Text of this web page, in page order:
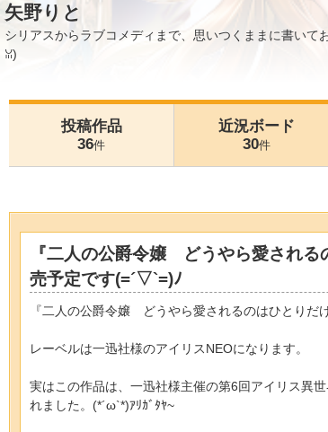
矢野りと
シリアスからラブコメディまで、思いつくままに書いて
ꈍ)
投稿作品
36件
近況ボード
30件
『二人の公爵令嬢 どうやら愛され
売予定です(=´▽`=)ﾉ
『二人の公爵令嬢 どうやら愛されるのはひとりだ
レーベルは一迅社様のアイリスNEOになります。
実はこの作品は、一迅社様主催の第6回アイリス異
れました。(*´ω`*)ｱﾘｶﾞﾀﾔ~